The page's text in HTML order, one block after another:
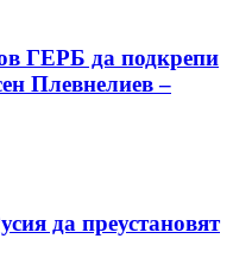
ГЕРБ да подкрепи
Плевнелиев –
да преустановят